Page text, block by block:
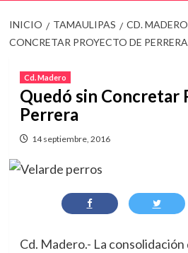
INICIO TAMAULIPAS CD. MADERO
CONCRETAR PROYECTO DE PERRERA
Cd. Madero
Quedó sin Concretar
Perrera
14 septiembre, 2016
Cd. Madero.- La